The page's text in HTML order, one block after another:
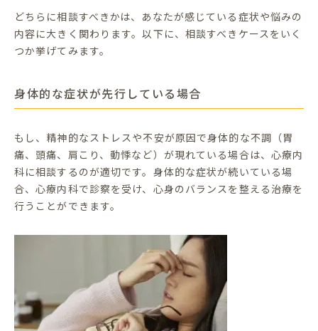
どちらに相談すべきかは、あなたが感じている症状や悩みの
内容に大きく関わります。以下に、相談すべきケースをいく
つか挙げてみます。
身体的な症状が先行している場合
もし、精神的なストレスや不安が原因で身体的な不調（胃
痛、頭痛、肩こり、動悸など）が現れている場合は、心療内
科に相談するのが適切です。身体的な症状が続いている場
合、心療内科で診察を受け、心身のバランスを整える治療を
行うことができます。